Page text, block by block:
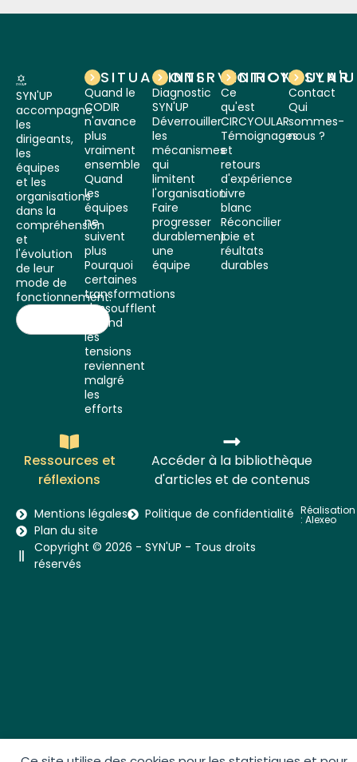
SYN'UP
accompagne
les
dirigeants,
les
équipes
et les
organisations
dans la
compréhension
et
l'évolution
de leur
mode de
fonctionnement.
SITUATIONS
Quand le
CODIR
n'avance
plus
vraiment
ensemble
Quand
les
équipes
ne
suivent
plus
Pourquoi
certaines
transformations
s'essoufflent
Quand
les
tensions
reviennent
malgré
les
efforts
INTERVENTIONS
Diagnostic
SYN'UP
Déverrouiller
les
mécanismes
qui
limitent
l'organisation
Faire
progresser
durablement
une
équipe
CIRCYOULAR
Ce
qu'est
CIRCYOULAR
Témoignages
et
retours
d'expérience
Livre
blanc
Réconcilier
joie et
réultats
durables
Contact
Qui
sommes-
nous ?
Ressources et
réflexions
Accéder à la bibliothèque
d'articles et de contenus
Réalisation
: Alexeo
Mentions légales
Politique de confidentialité
Plan du site
Copyright © 2026 - SYN'UP - Tous droits
réservés​